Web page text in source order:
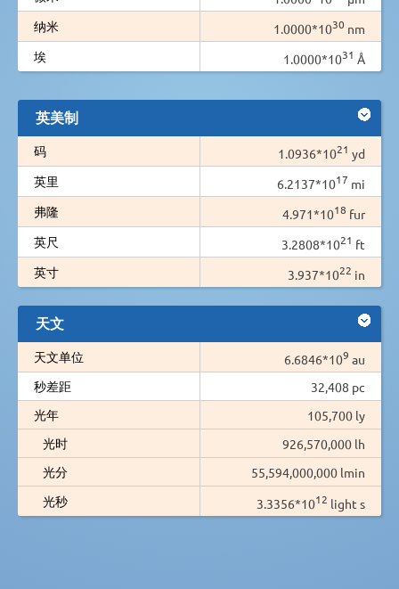
纳米
1.0000*1030 nm
埃
1.0000*1031 Å
英美制
码 1.0936*1021 yd
英里
6.2137*1017 mi
弗隆
4.971*1018 fur
英尺
3.2808*1021 ft
英寸
3.937*1022 in
天文
天文单位 6.6846*109 au
秒差距
32,408 pc
光年
105,700 ly
光时
926,570,000 lh
光分
55,594,000,000 lmin
光秒
3.3356*1012 light s